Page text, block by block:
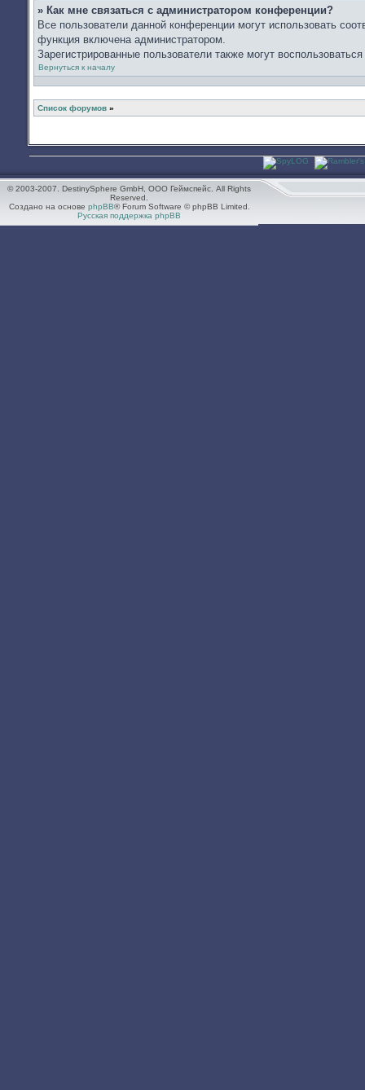
» Как мне связаться с администратором конференции?
Все пользователи данной конференции могут использовать
функция включена администратором.
Зарегистрированные пользователи также могут
Вернуться к началу
Список форумов »
© 2003-2007. DestinySphere GmbH, ООО Геймспейс. All Rights
Reserved.
Создано на основе phpBB® Forum Software © phpBB Limited.
Русская поддержка phpBB